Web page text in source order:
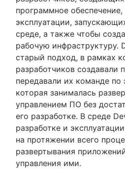
программное
эксплуатации,
среде, а также чтобы
рабочую инфраструктуру.
старый подход, в рамках
разработчиков создавали
передавали их команде по
которая занималась
управлением ПО без
его разработке. В среде
разработке и
на протяжении всего
развертывания
управления ими.